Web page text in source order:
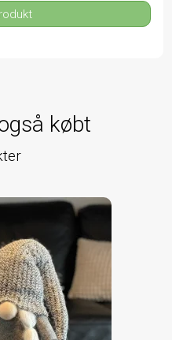
købt